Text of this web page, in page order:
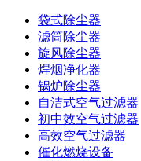
袋式除尘器
滤筒除尘器
旋风除尘器
焊烟净化器
锅炉除尘器
自洁式空气过滤器
初中效空气过滤器
高效空气过滤器
催化燃烧设备